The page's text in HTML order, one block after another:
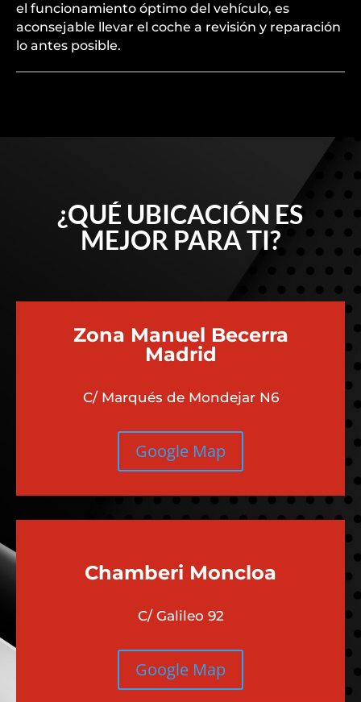
el funcionamiento óptimo del vehículo, es
aconsejable llevar el coche a revisión y reparación
lo antes posible.
¿QUÉ UBICACIÓN ES
MEJOR PARA TI?
Zona Manuel Becerra
Madrid
C/ Marqués de Mondejar N6
Google Map
Chamberi Moncloa
C/ Galileo 92
Google Map